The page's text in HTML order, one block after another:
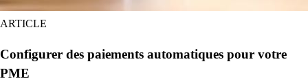
ARTICLE
Configurer des paiements automatiques pour votre
PME